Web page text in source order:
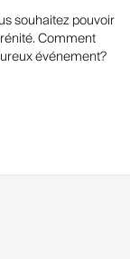
souhaitez pouvoir
Comment
événement?